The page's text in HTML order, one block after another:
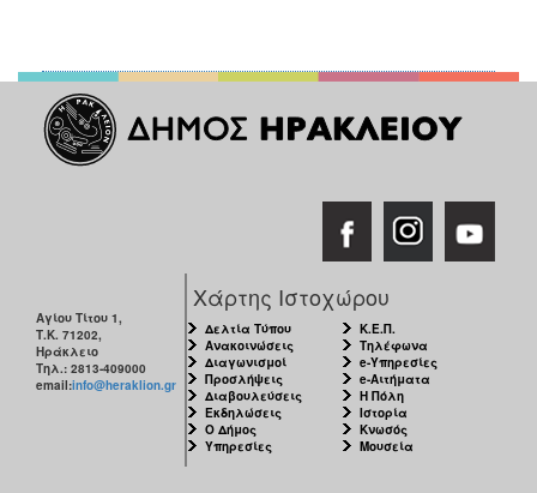
Αγίου Τίτου 1,
Τ.Κ. 71202,
Ηράκλειο
Τηλ.: 2813-409000
email:info@heraklion.gr
Χάρτης Ιστοχώρου
Δελτία Τύπου
Ανακοινώσεις
Διαγωνισμοί
Προσλήψεις
Διαβουλεύσεις
Εκδηλώσεις
Ο Δήμος
Υπηρεσίες
Κ.Ε.Π.
Τηλέφωνα
e-Υπηρεσίες
e-Αιτήματα
Η Πόλη
Ιστορία
Κνωσός
Μουσεία